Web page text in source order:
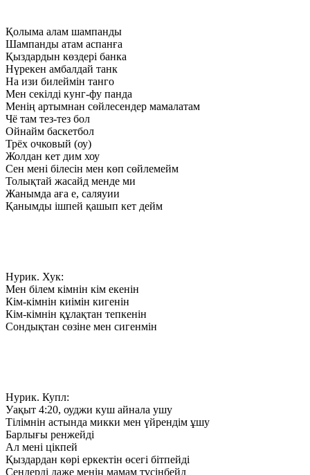
Қолыма алам шампанды
Шампанды атам аспанға
Қыздардын көздері банка
Нүрекен амбалдай танк
На изи билеймін танго
Мен секілді кунг-фу панда
Менің артымнан сөйлесендер мамалатам
Чё там тез-тез бол
Ойнайм баскетбол
Трёх очковый (оу)
Жолдан кет дим хоу
Сен мені білесін мен көп сөйлемейм
Толықтай жасайд менде ми
Жанымда аға е, саляуии
Қанымды ішпей қашып кет дейм
Нурик. Хук:
Мен білем кімнін кім екенін
Кім-кімнін киімін кигенін
Кім-кімнін құлақтан тепкенін
Сондықтан сөзіне мен сигенмін
Нурик. Купл:
Уақыт 4:20, оуджи куш айнала ушу
Тілімнін астында микки мен үйрендім ұшу
Барлығы ренжейді
Ал мені цікпей
Қыздардан көрі еркектін өсегі бітпейді
Сендерді даже менің мамам түсінбейд